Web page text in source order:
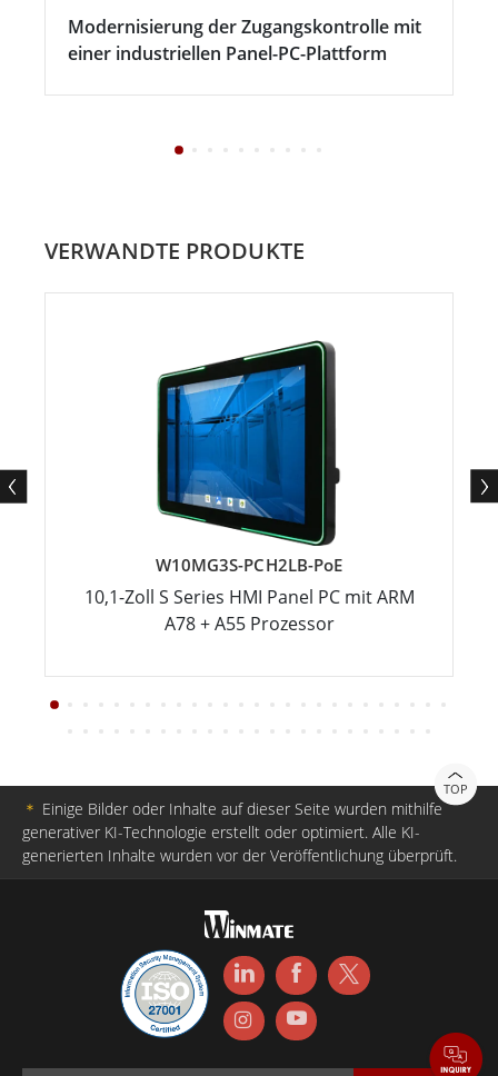
Modernisierung der Zugangskontrolle mit
einer industriellen Panel-PC-Plattform
VERWANDTE PRODUKTE
W10MG3S-PCH2LB-PoE
10,1-Zoll S Series HMI Panel PC mit ARM
A78 + A55 Prozessor
TOP
＊ Einige Bilder oder Inhalte auf dieser Seite wurden mithilfe
generativer KI-Technologie erstellt oder optimiert. Alle KI-
generierten Inhalte wurden vor der Veröffentlichung überprüft.